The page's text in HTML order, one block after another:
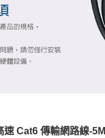
速 Cat6 傳輸網路線-5M